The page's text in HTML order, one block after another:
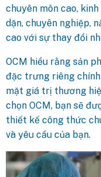
chuyên môn cao,
dặn, chuyên nghiệp,
cao với sự thay đổi
OCM hiểu rằng sản
đặc trưng riêng
mặt giá trị thương
chọn OCM, bạn sẽ
thiết kế công thức
và yêu cầu của bạn.